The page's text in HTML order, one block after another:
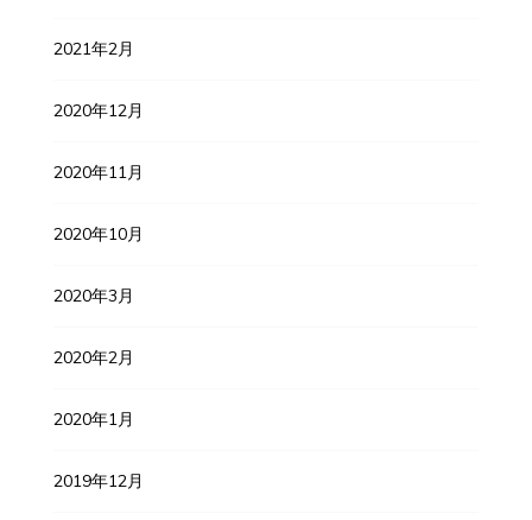
2021年2月
2020年12月
2020年11月
2020年10月
2020年3月
2020年2月
2020年1月
2019年12月